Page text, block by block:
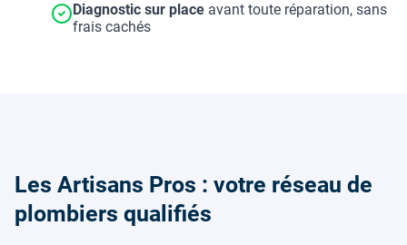
Diagnostic sur place avant toute réparation, sans
frais cachés
Les Artisans Pros : votre réseau de
plombiers qualifiés